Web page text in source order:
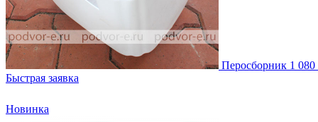
Перосборник 1 080
Быстрая заявка
Новинка